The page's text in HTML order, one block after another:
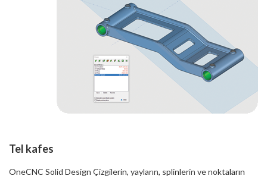
Tel kafes
OneCNC Solid Design Çizgilerin, yayların, splinlerin ve noktaların